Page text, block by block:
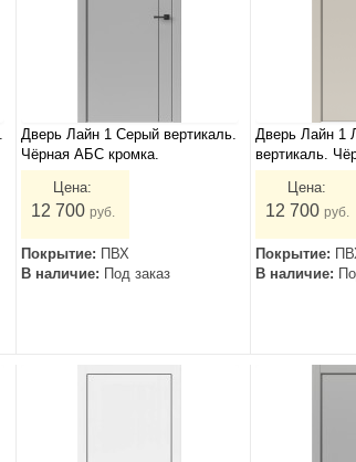
Дверь Лайн 1 Серый вертикаль.
Чёрная АБС кромка.
Цена:
12 700 руб.
Покрытие: ПВХ
В наличие: Под заказ
Дверь Лайн 1
вертикаль.
Цена:
12 700 руб.
Покрытие:
В наличие: